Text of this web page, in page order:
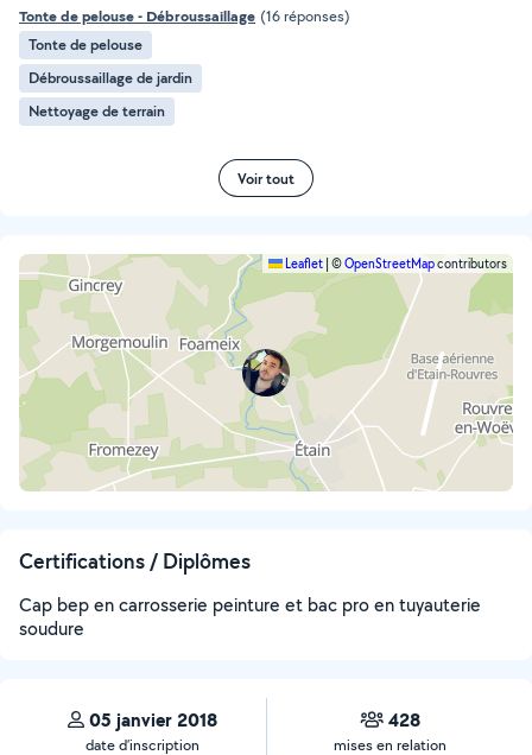
Tonte de pelouse - Débroussaillage (16 réponses)
Tonte de pelouse
Débroussaillage de jardin
Nettoyage de terrain
Voir tout
Leaflet ©OpenStreetMapcontributors
Certifications / Diplômes
Cap bep en carrosserie peinture et bac pro en tuyauterie
soudure
05 janvier 2018
date d’inscription
428
mises en relation